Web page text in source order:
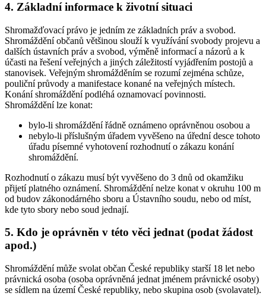
4. Základní informace k životní situaci
Shromažďovací právo je jedním ze základních práv a svobod.
Shromáždění občanů většinou slouží k využívání svobody projevu a
dalších ústavních práv a svobod, výměně informací a názorů a k
účasti na řešení veřejných a jiných záležitostí vyjádřením postojů a
stanovisek. Veřejným shromážděním se rozumí zejména schůze,
pouliční průvody a manifestace konané na veřejných místech.
Konání shromáždění podléhá oznamovací povinnosti.
Shromáždění lze konat:
bylo-li shromáždění řádně oznámeno oprávněnou osobou a
nebylo-li příslušným úřadem vyvěšeno na úřední desce tohoto
úřadu písemné vyhotovení rozhodnutí o zákazu konání
shromáždění.
Rozhodnutí o zákazu musí být vyvěšeno do 3 dnů od okamžiku
přijetí platného oznámení. Shromáždění nelze konat v okruhu 100 m
od budov zákonodárného sboru a Ústavního soudu, nebo od míst,
kde tyto sbory nebo soud jednají.
5. Kdo je oprávněn v této věci jednat (podat žádost
apod.)
Shromáždění může svolat občan České republiky starší 18 let nebo
právnická osoba (osoba oprávněná jednat jménem právnické osoby)
se sídlem na území České republiky, nebo skupina osob (svolavatel).